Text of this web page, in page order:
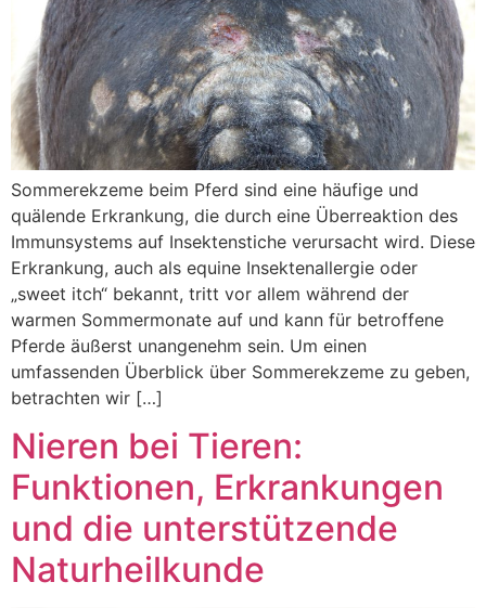
Sommerekzeme beim Pferd sind eine häufige und
quälende Erkrankung, die durch eine Überreaktion des
Immunsystems auf Insektenstiche verursacht wird. Diese
Erkrankung, auch als equine Insektenallergie oder
„sweet itch“ bekannt, tritt vor allem während der
warmen Sommermonate auf und kann für betroffene
Pferde äußerst unangenehm sein. Um einen
umfassenden Überblick über Sommerekzeme zu geben,
betrachten wir […]
Nieren bei Tieren:
Funktionen, Erkrankungen
und die unterstützende
Naturheilkunde